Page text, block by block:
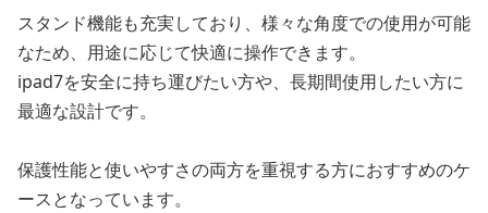
スタンド機能も充実しており、様々な角度での使用が可能
なため、用途に応じて快適に操作できます。
ipad7を安全に持ち運びたい方や、長期間使用したい方に
最適な設計です。
保護性能と使いやすさの両方を重視する方におすすめのケ
ースとなっています。